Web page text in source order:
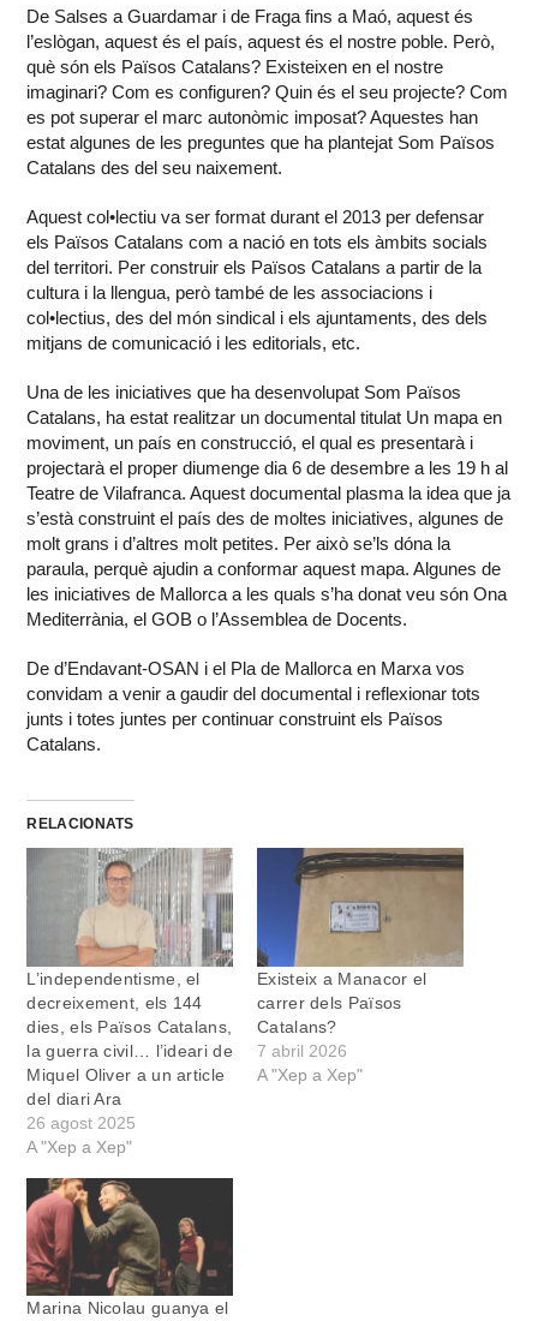
De Salses a Guardamar i de Fraga fins a Maó, aquest és
l’eslògan, aquest és el país, aquest és el nostre poble. Però,
què són els Països Catalans? Existeixen en el nostre
imaginari? Com es configuren? Quin és el seu projecte? Com
es pot superar el marc autonòmic imposat? Aquestes han
estat algunes de les preguntes que ha plantejat Som Països
Catalans des del seu naixement.
Aquest col•lectiu va ser format durant el 2013 per defensar
els Països Catalans com a nació en tots els àmbits socials
del territori. Per construir els Països Catalans a partir de la
cultura i la llengua, però també de les associacions i
col•lectius, des del món sindical i els ajuntaments, des dels
mitjans de comunicació i les editorials, etc.
Una de les iniciatives que ha desenvolupat Som Països
Catalans, ha estat realitzar un documental titulat Un mapa en
moviment, un país en construcció, el qual es presentarà i
projectarà el proper diumenge dia 6 de desembre a les 19 h al
Teatre de Vilafranca. Aquest documental plasma la idea que ja
s’està construint el país des de moltes iniciatives, algunes de
molt grans i d’altres molt petites. Per això se’ls dóna la
paraula, perquè ajudin a conformar aquest mapa. Algunes de
les iniciatives de Mallorca a les quals s’ha donat veu són Ona
Mediterrània, el GOB o l’Assemblea de Docents.
De d’Endavant-OSAN i el Pla de Mallorca en Marxa vos
convidam a venir a gaudir del documental i reflexionar tots
junts i totes juntes per continuar construint els Països
Catalans.
RELACIONATS
L’independentisme, el
decreixement, els 144
dies, els Països Catalans,
la guerra civil… l’ideari de
Miquel Oliver a un article
del diari Ara
26 agost 2025
A "Xep a Xep"
Existeix a Manacor el
carrer dels Països
Catalans?
7 abril 2026
A "Xep a Xep"
Marina Nicolau guanya el